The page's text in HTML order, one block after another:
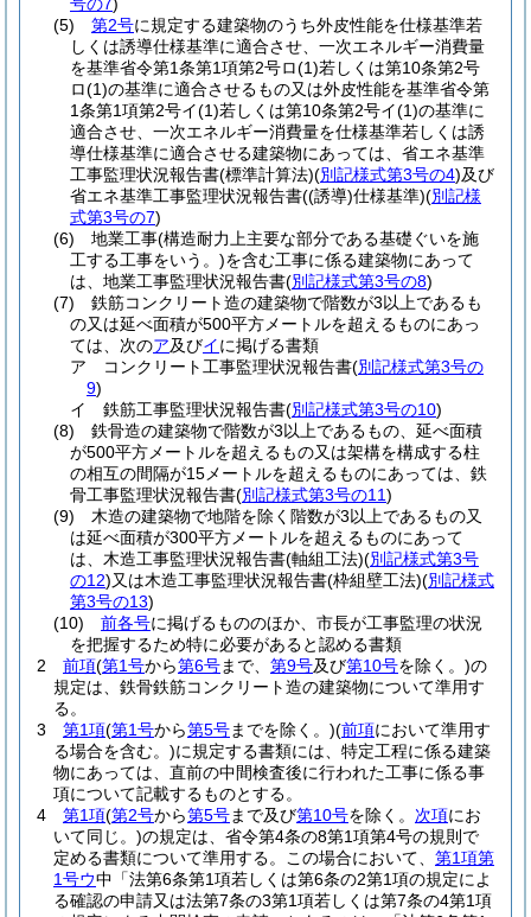
(5)
第2号に規定する建築物のうち外皮性能を仕様基準若
しくは誘導仕様基準に適合させ、一次エネルギー消費量
を基準省令第1条第1項第2号ロ(1)若しくは第10条第2号
ロ(1)の基準に適合させるもの又は外皮性能を基準省令第
1条第1項第2号イ(1)若しくは第10条第2号イ(1)の基準に
適合させ、一次エネルギー消費量を仕様基準若しくは誘
導仕様基準に適合させる建築物にあっては、省エネ基準
工事監理状況報告書(標準計算法)(別記様式第3号の4)及び
省エネ基準工事監理状況報告書((誘導)仕様基準)(別記様
式第3号の7)
(6)
地業工事(構造耐力上主要な部分である基礎ぐいを施
工する工事をいう。)を含む工事に係る建築物にあって
は、地業工事監理状況報告書(別記様式第3号の8)
(7)
鉄筋コンクリート造の建築物で階数が3以上であるも
の又は延べ面積が500平方メートルを超えるものにあっ
ては、次のア及びイに掲げる書類
ア
コンクリート工事監理状況報告書(別記様式第3号の
9)
イ
鉄筋工事監理状況報告書(別記様式第3号の10)
(8)
鉄骨造の建築物で階数が3以上であるもの、延べ面積
が500平方メートルを超えるもの又は架構を構成する柱
の相互の間隔が15メートルを超えるものにあっては、鉄
骨工事監理状況報告書(別記様式第3号の11)
(9)
木造の建築物で地階を除く階数が3以上であるもの又
は延べ面積が300平方メートルを超えるものにあって
は、木造工事監理状況報告書(軸組工法)(別記様式第3号
の12)又は木造工事監理状況報告書(枠組壁工法)(別記様式
第3号の13)
(10)
前各号に掲げるもののほか、市長が工事監理の状況
を把握するため特に必要があると認める書類
2
前項(第1号から第6号まで、 第9号及び第10号を除く。)の
規定は、鉄骨鉄筋コンクリート造の建築物について準用す
る。
3
第1項(第1号から第5号までを除く。)(前項において準用す
る場合を含む。)に規定する書類には、特定工程に係る建築
物にあっては、直前の中間検査後に行われた工事に係る事
項について記載するものとする。
4
第1項(第2号から第5号まで及び第10号を除く。 次項にお
いて同じ。)の規定は、省令第4条の8第1項第4号の規則で
定める書類について準用する。
この場合において、 第1項第
1号ウ中「法第6条第1項若しくは第6条の2第1項の規定によ
る確認の申請又は法第7条の3第1項若しくは第7条の4第1項